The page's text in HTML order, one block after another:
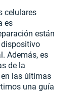
celulares
es
están
Además, es
de la
las últimas
una guía